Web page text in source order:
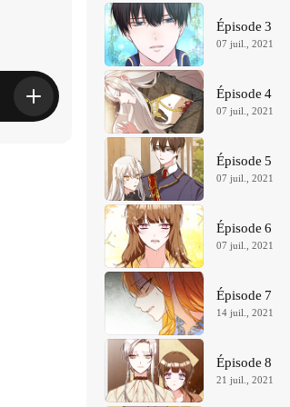
Épisode 3
07 juil., 2021
Épisode 4
07 juil., 2021
Épisode 5
07 juil., 2021
Épisode 6
07 juil., 2021
Épisode 7
14 juil., 2021
Épisode 8
21 juil., 2021